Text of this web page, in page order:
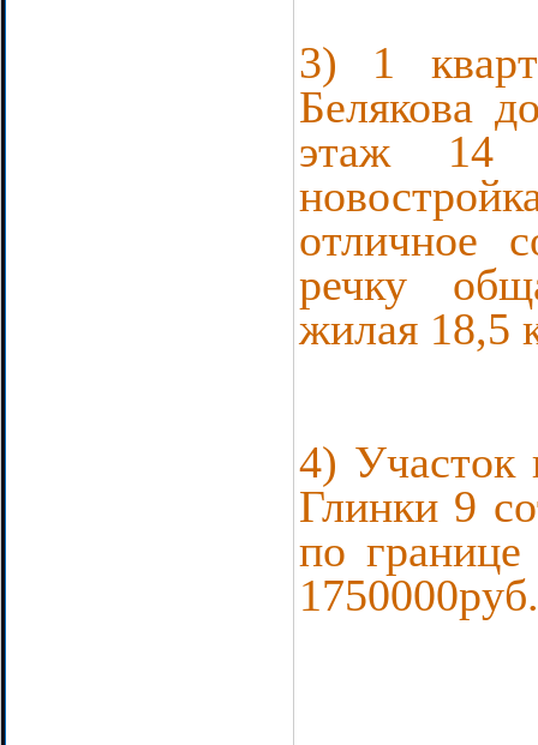
3) 1
Белякова
этаж 14
отличное
речку
жилая 18,5
4) Участок
Глинки 9
по
1750000руб.